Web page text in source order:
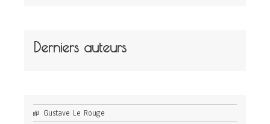
Derniers auteurs
Gustave Le Rouge